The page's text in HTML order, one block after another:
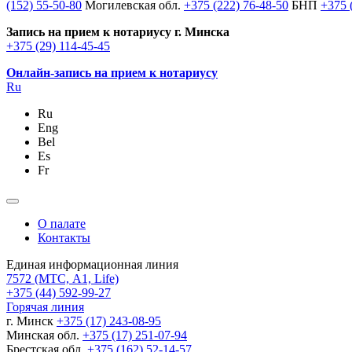
(152) 55-50-80 Могилевская обл. +375 (222) 76-48-50 БНП +375
Запись на прием к нотариусу г. Минска
+375 (29) 114-45-45
Онлайн-запись на прием к нотариусу
Ru
Ru
Eng
Bel
Es
Fr
О палате
Контакты
Единая информационная линия
7572 (МТС, A1, Life)
+375 (44) 592-99-27
Горячая линия
г. Минск +375 (17) 243-08-95
Минская обл. +375 (17) 251-07-94
Брестская обл. +375 (162) 52-14-57